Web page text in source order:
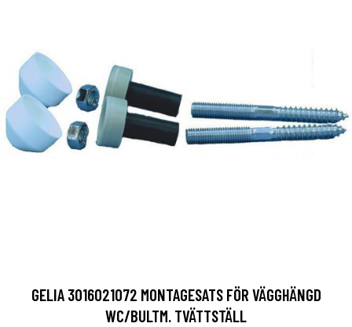
GELIA 3016021072 MONTAGESATS FÖR VÄGGHÄNGD
WC/BULTM. TVÄTTSTÄLL